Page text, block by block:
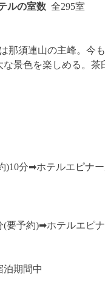
ルの室数 全295室
那須連山の主峰。今
景色を楽しめる。
)10分➡︎ホテルエピナ
(要予約)➡︎ホテルエピ
期間中